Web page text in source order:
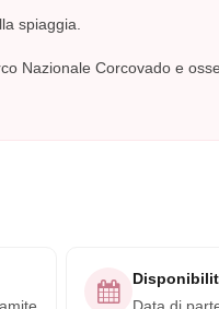
spiaggia.
Nazionale Corcovado e